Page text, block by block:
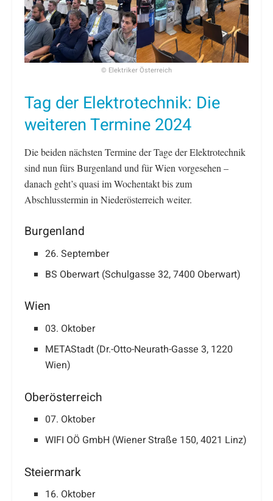
© Elektriker Österreich
Tag der Elektrotechnik: Die
weiteren Termine 2024
Die beiden nächsten Termine der Tage der Elektrotechnik
sind nun fürs Burgenland und für Wien vorgesehen –
danach geht’s quasi im Wochentakt bis zum
Abschlusstermin in Niederösterreich weiter.
Burgenland
26. September
BS Oberwart (Schulgasse 32, 7400 Oberwart)
Wien
03. Oktober
METAStadt (Dr.-Otto-Neurath-Gasse 3, 1220
Wien)
Oberösterreich
07. Oktober
WIFI OÖ GmbH (Wiener Straße 150, 4021 Linz)
Steiermark
16. Oktober